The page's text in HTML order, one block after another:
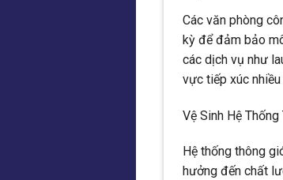
Các văn phòng
kỳ để đảm bảo
các dịch vụ như
vực tiếp xúc
Vệ Sinh Hệ
Hệ thống thông
hưởng đến chất